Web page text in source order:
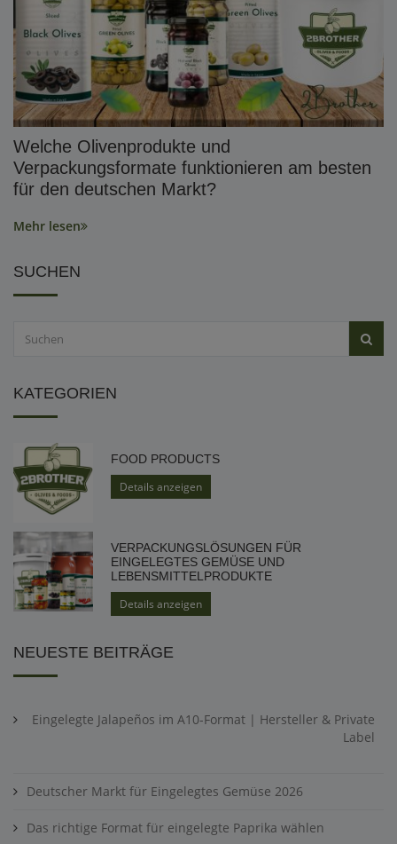
Welche Olivenprodukte und
Verpackungsformate funktionieren am besten
für den deutschen Markt?
Mehr lesen
SUCHEN
KATEGORIEN
FOOD PRODUCTS
Details anzeigen
VERPACKUNGSLÖSUNGEN FÜR
EINGELEGTES GEMÜSE UND
LEBENSMITTELPRODUKTE
Details anzeigen
NEUESTE BEITRÄGE
Eingelegte Jalapeños im A10-Format | Hersteller & Private
Label
Deutscher Markt für Eingelegtes Gemüse 2026
Das richtige Format für eingelegte Paprika wählen